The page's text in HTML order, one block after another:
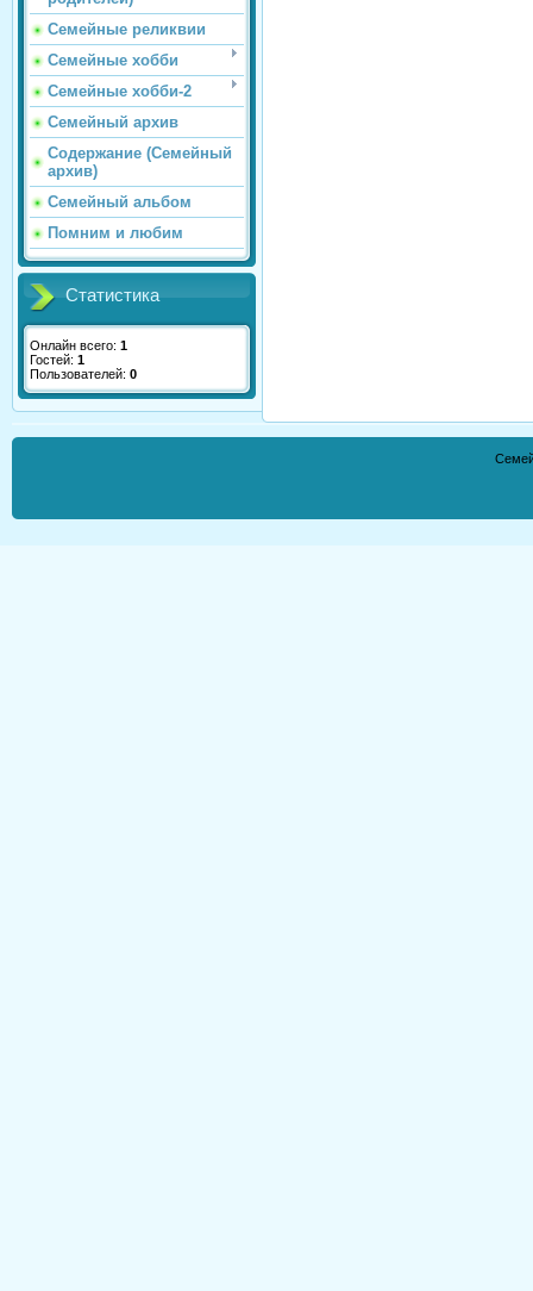
Семейные реликвии
Семейные хобби
Семейные хобби-2
Семейный архив
Содержание (Семейный
архив)
Семейный альбом
Помним и любим
Статистика
Онлайн всего: 1
Гостей: 1
Пользователей: 0